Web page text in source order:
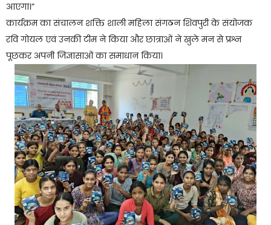
आएगा।”
कार्यक्रम का संचालन शक्ति शाली महिला संगठन शिवपुरी के संयोजक
रवि गोयल एवं उनकी टीम ने किया और छात्राओं ने खुले मन से प्रश्न
पूछकर अपनी जिज्ञासाओं का समाधान किया।